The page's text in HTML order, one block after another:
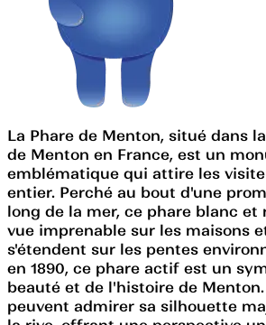
La Phare de Menton, situé dans
de Menton en France, est un
emblématique qui attire les
entier. Perché au bout d'une
long de la mer, ce phare blanc et
vue imprenable sur les maisons
s'étendent sur les pentes
en 1890, ce phare actif est un
beauté et de l'histoire de
peuvent admirer sa silhouette